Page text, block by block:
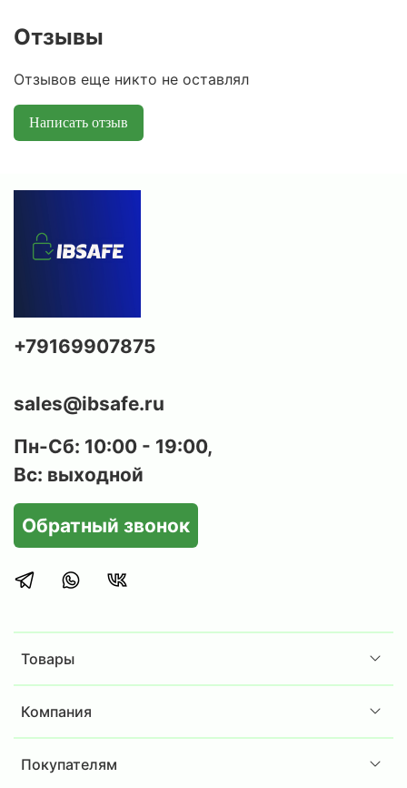
Отзывы
Отзывов еще никто не оставлял
Написать отзыв
Товары
Компания
Покупателям
+79169907875
sales@ibsafe.ru
Пн-Сб: 10:00 - 19:00,
Вс: выходной
Обратный звонок